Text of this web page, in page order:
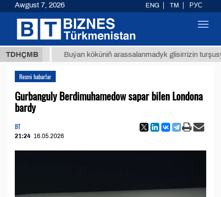
TDHÇMB
ТМТ Buýan köküniň arassalanmadyk glisirrizin turşusy (t.)
Resmi habarlar
Gurbanguly Berdimuhamedow sapar bilen Londona
bardy
BT
21:24 16.05.2026
Awgust 7, 2026 ENG TM РУС